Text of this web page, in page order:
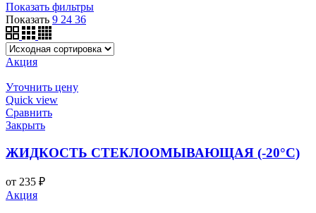
Показать фильтры
Показать 9 24 36
Акция
Уточнить цену
Quick view
Сравнить
Закрыть
ЖИДКОСТЬ СТЕКЛООМЫВАЮЩАЯ (-20°C)
от 235 ₽
Акция